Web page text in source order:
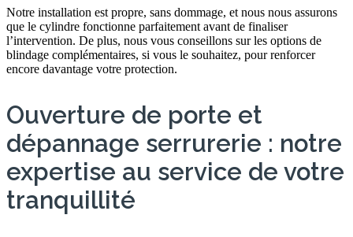
Notre installation est propre, sans dommage, et nous nous assurons
que le cylindre fonctionne parfaitement avant de finaliser
l’intervention. De plus, nous vous conseillons sur les options de
blindage complémentaires, si vous le souhaitez, pour renforcer
encore davantage votre protection.
Ouverture de porte et
dépannage serrurerie : notre
expertise au service de votre
tranquillité